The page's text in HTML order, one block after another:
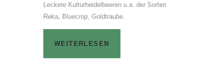
Leckere Kulturheidelbeeren u.a. der Sorten
Reka, Bluecrop, Goldtraube.
WEITERLESEN